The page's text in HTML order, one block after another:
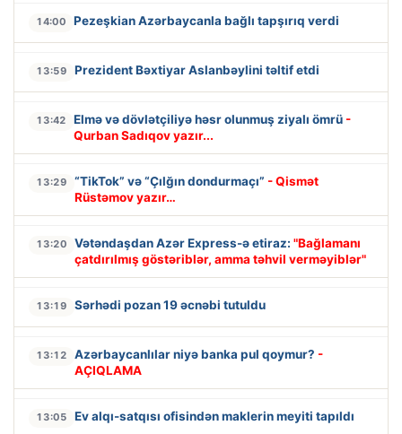
14:00 Pezeşkian Azərbaycanla bağlı tapşırıq verdi
13:59 Prezident Bəxtiyar Aslanbəylini təltif etdi
13:42 Elmə və dövlətçiliyə həsr olunmuş ziyalı ömrü -
Qurban Sadıqov yazır...
13:29 “TikTok” və “Çılğın dondurmaçı” - Qismət
Rüstəmov yazır…
13:20 Vətəndaşdan Azər Express-ə etiraz: "Bağlamanı
çatdırılmış göstəriblər, amma təhvil verməyiblər"
13:19 Sərhədi pozan 19 əcnəbi tutuldu
13:12 Azərbaycanlılar niyə banka pul qoymur? -
AÇIQLAMA
13:05 Ev alqı-satqısı ofisindən maklerin meyiti tapıldı